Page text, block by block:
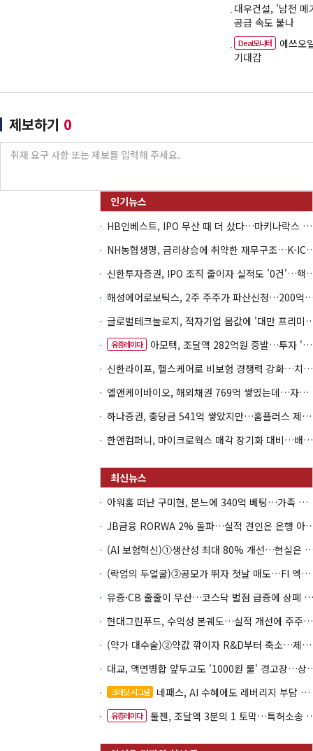
대우건설, '남천
공급 속도 붙나
Deal모니터
에쓰오
기대감
제보하기 0
HB인베스트, IPO 무산 때 더 샀다…마키나락스 투자 2.7배 회수
NH농협생명, 금리상승에 취
신한투자증권, IPO 조직 줄
해성에어로보틱스, 2주 주주가 파산
글로벌테크놀로지, 적자기업 몸값
유증레이다
아모텍, 조달액 282억원 증발…투자 '속도 조절' 불가피
신한라이프, 헬스케어로 비보험 경쟁력 강화…치매·간병 공략
엘앤케이바이오, 해외채권 769억 쌓였는데…자회사 4곳 자본잠식
하나증권, 충당금 541억 쌓았지만…홈플러스 제재는 추가 비용 불씨
한앤컴퍼니, 마이크로웍스 매각 장기화 대비…배당 회수판 깔았다
아워홈 떠난 구미현, 본느에 340억 베팅…가족 지배체제 구축
JB금융 RORWA 2% 돌파…실
(AI 보험혁신)①생산성 최대 80%
(락업의 두얼굴)②공모가 뛰자 첫날 매도…FI 엑시트 전략 갈렸다
유증·CB 줄줄이 무산…코스닥 벌점 급증에 상폐 압박
현대그린푸드, 수익성 본궤도…실적 개선에 주주환원까지
(약가 대수술)②약값 깎이자 R&D부터 축소…제약업계 비상경영 돌입
대교, 액면병합 앞두고
크레딧 시그널 네패스, AI 수혜에도 레버리지 부담 여전
유증레이다 툴젠, 조달액 3분의 1 토막…특허소송 비용부터 챙긴다